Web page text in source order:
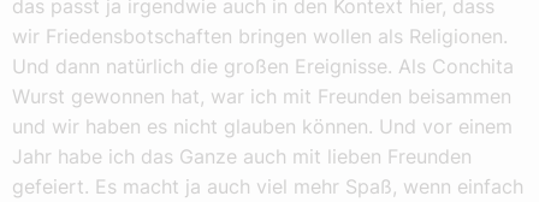
das passt ja irgendwie auch in den Kontext hier, dass
wir Friedensbotschaften bringen wollen als Religionen.
Und dann natürlich die großen Ereignisse. Als Conchita
Wurst gewonnen hat, war ich mit Freunden beisammen
und wir haben es nicht glauben können. Und vor einem
Jahr habe ich das Ganze auch mit lieben Freunden
gefeiert. Es macht ja auch viel mehr Spaß, wenn einfach